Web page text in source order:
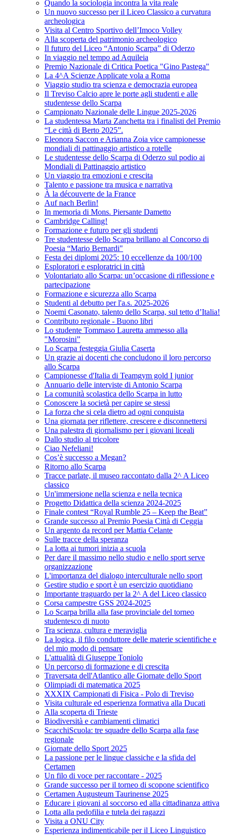
Quando la sociologia incontra la vita reale
Un nuovo successo per il Liceo Classico a curvatura
archeologica
Visita al Centro Sportivo dell’Imoco Volley
Alla scoperta del patrimonio archeologico
Il futuro del Liceo “Antonio Scarpa” di Oderzo
In viaggio nel tempo ad Aquileia
Premio Nazionale di Critica Poetica "Gino Pastega"
La 4^A Scienze Applicate vola a Roma
Viaggio studio tra scienza e democrazia europea
Il Treviso Calcio apre le porte agli studenti e alle
studentesse dello Scarpa
Campionato Nazionale delle Lingue 2025-2026
La studentessa Marta Zanchetta tra i finalisti del Premio
“Le città di Berto 2025”.
Eleonora Saccon e Arianna Zoia vice campionesse
mondiali di pattinaggio artistico a rotelle
Le studentesse dello Scarpa di Oderzo sul podio ai
Mondiali di Pattinaggio artistico
Un viaggio tra emozioni e crescita
Talento e passione tra musica e narrativa
À la découverte de la France
Auf nach Berlin!
In memoria di Mons. Piersante Dametto
Cambridge Calling!
Formazione e futuro per gli studenti
Tre studentesse dello Scarpa brillano al Concorso di
Poesia “Mario Bernardi"
Festa dei diplomi 2025: 10 eccellenze da 100/100
Esploratori e esploratrici in città
Volontariato allo Scarpa: un’occasione di riflessione e
partecipazione
Formazione e sicurezza allo Scarpa
Studenti al debutto per l'a.s. 2025-2026
Noemi Casonato, talento dello Scarpa, sul tetto d’Italia!
Contributo regionale - Buono libri
Lo studente Tommaso Lauretta ammesso alla
"Morosini”
Lo Scarpa festeggia Giulia Caserta
Un grazie ai docenti che concludono il loro percorso
allo Scarpa
Campionesse d'Italia di Teamgym gold I junior
Annuario delle interviste di Antonio Scarpa
La comunità scolastica dello Scarpa in lutto
Conoscere la società per capire se stessi
La forza che si cela dietro ad ogni conquista
Una giornata per riflettere, crescere e disconnettersi
Una palestra di giornalismo per i giovani liceali
Dallo studio al tricolore
Ciao Nefeliani!
Cos’è successo a Megan?
Ritorno allo Scarpa
Tracce parlate, il museo raccontato dalla 2^ A Liceo
classico
Un'immersione nella scienza e nella tecnica
Progetto Didattica della scienza 2024-2025
Finale contest “Royal Rumble 25 – Keep the Beat”
Grande successo al Premio Poesia Città di Ceggia
Un argento da record per Mattia Celante
Sulle tracce della speranza
La lotta ai tumori inizia a scuola
Per dare il massimo nello studio e nello sport serve
organizzazione
L'importanza del dialogo interculturale nello sport
Gestire studio e sport è un esercizio quotidiano
Importante traguardo per la 2^ A del Liceo classico
Corsa campestre GSS 2024-2025
Lo Scarpa brilla alla fase provinciale del torneo
studentesco di nuoto
Tra scienza, cultura e meraviglia
La logica, il filo conduttore delle materie scientifiche e
del mio modo di pensare
L'attualità di Giuseppe Toniolo
Un percorso di formazione e di crescita
Traversata dell'Atlantico alle Giornate dello Sport
Olimpiadi di matematica 2025
XXXIX Campionati di Fisica - Polo di Treviso
Visita culturale ed esperienza formativa alla Ducati
Alla scoperta di Trieste
Biodiversità e cambiamenti climatici
ScacchiScuola: tre squadre dello Scarpa alla fase
regionale
Giornate dello Sport 2025
La passione per le lingue classiche e la sfida del
Certamen
Un filo di voce per raccontare - 2025
Grande successo per il torneo di scopone scientifico
Certamen Augusteum Taurinense 2025
Educare i giovani al soccorso ed alla cittadinanza attiva
Lotta alla pedofilia e tutela dei ragazzi
Visita a ONU City
Esperienza indimenticabile per il Liceo Linguistico